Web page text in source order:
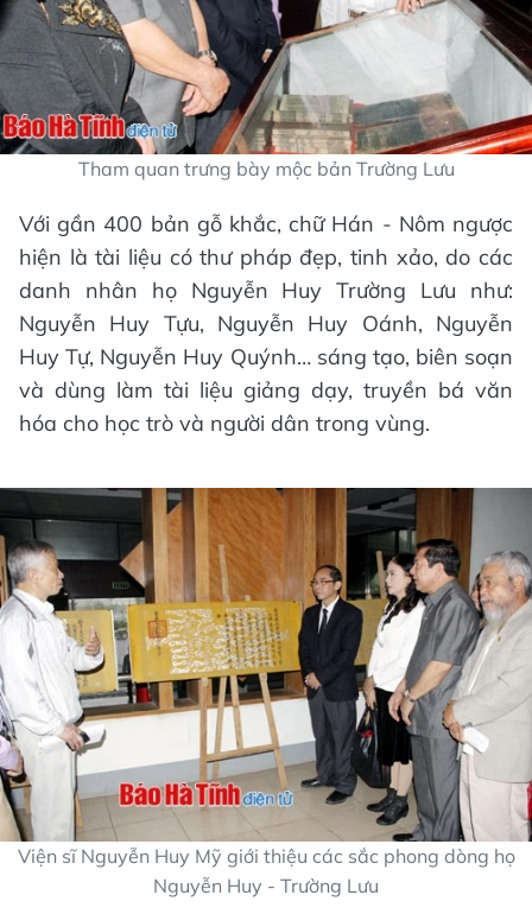
Tham quan trưng bày mộc bản Trường Lưu
Với gần 400 bản gỗ khắc, chữ Hán - Nôm ngược
hiện là tài liệu có thư pháp đẹp, tinh xảo, do các
danh nhân họ Nguyễn Huy Trường Lưu như:
Nguyễn Huy Tựu, Nguyễn Huy Oánh, Nguyễn
Huy Tự, Nguyễn Huy Quýnh… sáng tạo, biên soạn
và dùng làm tài liệu giảng dạy, truyền bá văn
hóa cho học trò và người dân trong vùng.
Viện sĩ Nguyễn Huy Mỹ giới thiệu các sắc phong dòng họ
Nguyễn Huy - Trường Lưu